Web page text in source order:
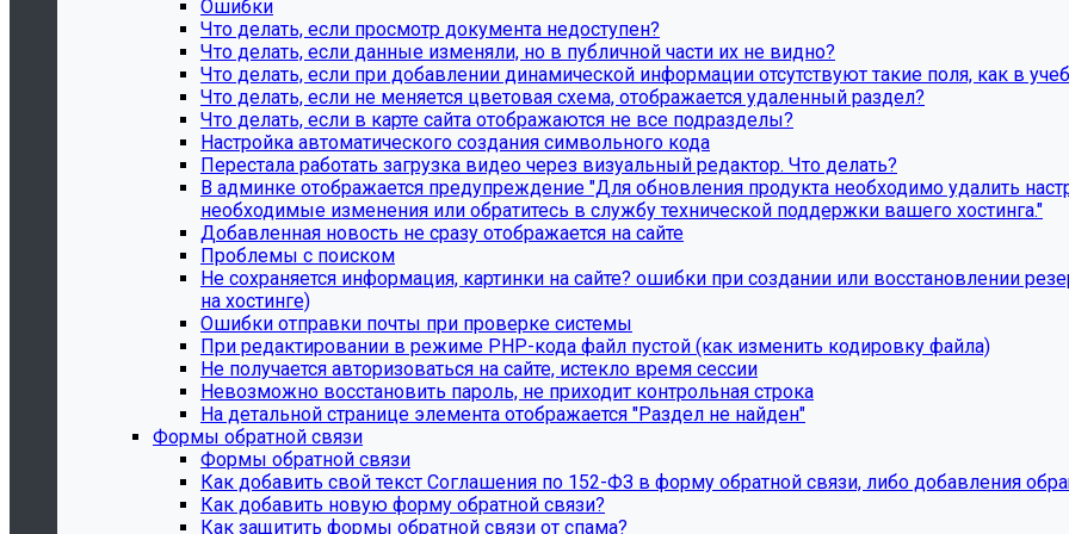
Ошибки
Что делать, если просмотр документа недоступен?
Что делать, если данные изменяли, но в публичной части их не видно?
Что делать, если при добавлении динамической информации отсутствуют такие поля, как в
Что делать, если не меняется цветовая схема, отображается удаленный раздел?
Что делать, если в карте сайта отображаются не все подразделы?
Настройка автоматического создания символьного кода
Перестала работать загрузка видео через визуальный редактор. Что делать?
В админке отображается предупреждение "Для обновления продукта необходимо удалить
необходимые изменения или обратитесь в службу технической поддержки вашего хостинга."
Добавленная новость не сразу отображается на сайте
Проблемы с поиском
Не сохраняется информация, картинки на сайте? ошибки при создании или восстановлении
на хостинге)
Ошибки отправки почты при проверке системы
При редактировании в режиме PHP-кода файл пустой (как изменить кодировку файла)
Не получается авторизоваться на сайте, истекло время сессии
Невозможно восстановить пароль, не приходит контрольная строка
На детальной странице элемента отображается "Раздел не найден"
Формы обратной связи
Формы обратной связи
Как добавить свой текст Соглашения по 152-ФЗ в форму обратной связи, либо добавления
Как добавить новую форму обратной связи?
Как защитить формы обратной связи от спама?